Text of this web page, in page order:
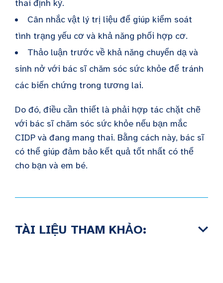
thai định kỳ.
Cân nhắc vật lý trị liệu để giúp kiểm soát
tình trạng yếu cơ và khả năng phối hợp cơ.
Thảo luận trước về khả năng chuyển dạ và
sinh nở với bác sĩ chăm sóc sức khỏe để tránh
các biến chứng trong tương lai.
Do đó, điều cần thiết là phải hợp tác chặt chẽ
với bác sĩ chăm sóc sức khỏe nếu bạn mắc
CIDP và đang mang thai. Bằng cách này, bác sĩ
có thể giúp đảm bảo kết quả tốt nhất có thể
cho bạn và em bé.
TÀI LIỆU THAM KHẢO: